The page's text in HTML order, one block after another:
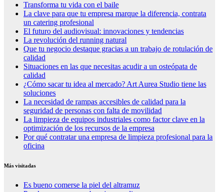
Transforma tu vida con el baile
La clave para que tu empresa marque la diferencia, contrata
un catering profesional
El futuro del audiovisual: innovaciones y tendencias
La revolución del running natural
Que tu negocio destaque gracias a un trabajo de rotulación de
calidad
Situaciones en las que necesitas acudir a un osteópata de
calidad
¿Cómo sacar tu idea al mercado? Art Aurea Studio tiene las
soluciones
La necesidad de rampas accesibles de calidad para la
seguridad de personas con falta de movilidad
La limpieza de equipos industriales como factor clave en la
optimización de los recursos de la empresa
Por qué contratar una empresa de limpieza profesional para la
oficina
Más visitadas
Es bueno comerse la piel del altramuz